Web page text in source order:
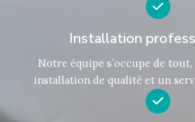
Installation
Notre équipe s’occupe de
installation de qualité et un